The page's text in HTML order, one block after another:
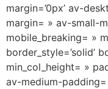
margin=’0px’ av-
margin= » av-small-
mobile_breaking= »
border_style=’solid’
min_col_height= »
av-medium-